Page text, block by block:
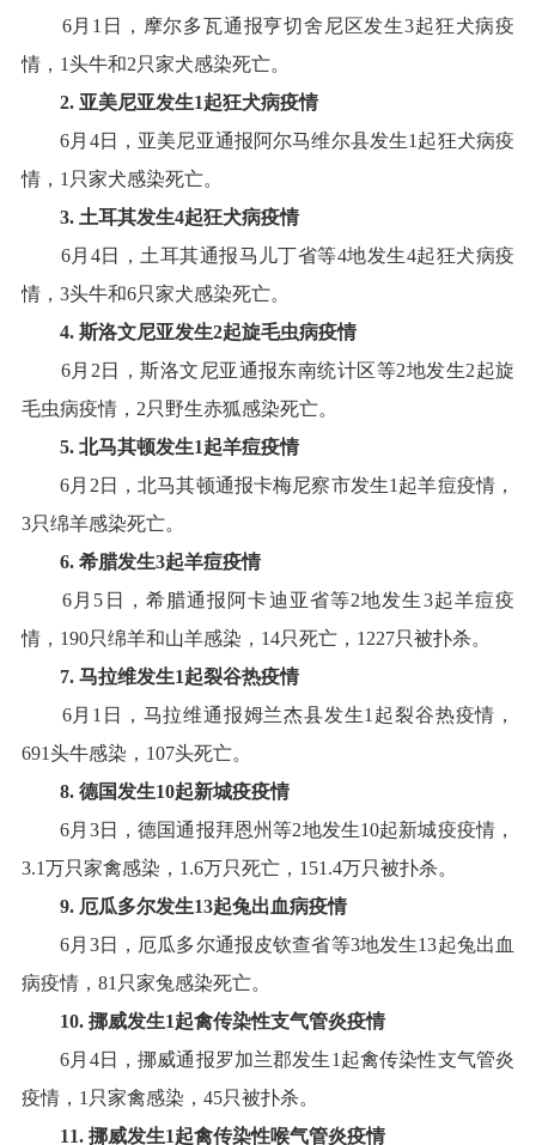
6月 1 日，摩尔多瓦通报亨切舍尼区发生3起狂犬病疫
情， 1头牛和2 只家犬感染死亡。
2. 亚美尼亚发生1起狂犬病疫情
6月 4日，亚美尼亚通报阿尔马维尔县发生1 起狂犬病疫
情， 1 只家犬感染死亡。
3. 土耳其发生4起狂犬病疫情
6月 4日，土耳其通报马儿丁省等4地发生4起狂犬病疫
情， 3头牛和6只家犬感染死亡。
4. 斯洛文尼亚发生2起旋毛虫病疫情
6月 2 日，斯洛文尼亚通报东南统计区等2地发生2起旋
毛虫病疫情， 2 只野生赤狐感染死亡。
5. 北马其顿发生1起羊痘疫情
6月 2 日，北马其顿通报卡梅尼察市发生1 起羊痘疫情，
3只绵羊感染死亡。
6. 希腊发生3起羊痘疫情
6 月 5 日，希腊通报阿卡迪亚省等2地发生3起羊痘疫
情， 190只绵羊和山羊感染， 14只死亡， 1227只被扑杀。
7. 马拉维发生1起裂谷热疫情
6月 1 日，马拉维通报姆兰杰县发生1 起裂谷热疫情 ，
691头牛感染， 107头死亡。
8. 德国发生10起新城疫疫情
6月 3日，德国通报拜恩州等2地发生10起新城疫疫情，
3.1万只家禽感染， 1.6万只死亡， 151.4万只被扑杀。
9. 厄瓜多尔发生13起兔出血病疫情
6月 3日，厄瓜多尔通报皮钦查省等3地发生13起兔出血
病疫情， 81 只家兔感染死亡。
10. 挪威发生1起禽传染性支气管炎疫情
6月 4日，挪威通报罗加兰郡发生1 起禽传染性支气管炎
疫情， 1 只家禽感染， 45只被扑杀。
11. 挪威发生1起禽传染性喉气管炎疫情